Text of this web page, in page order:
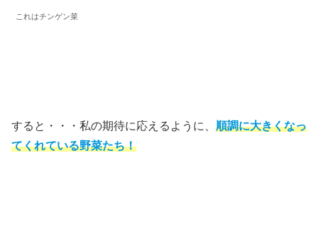
これはチンゲン菜
すると・・・私の期待に応えるように、 順調に大きくなっ
てくれている野菜たち！